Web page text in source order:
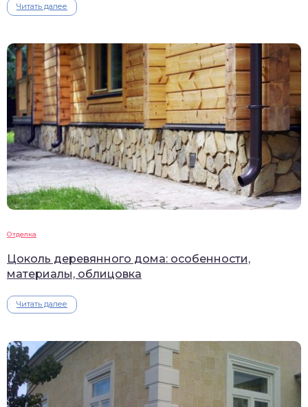
Читать далее
Отделка
Цоколь деревянного дома: особенности,
материалы, облицовка
Читать далее